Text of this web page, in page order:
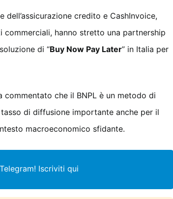
credito e CashInvoice,
hanno stretto una partnership
di “Buy Now Pay Later” in Italia per
commentato che il BNPL è un metodo di
di diffusione importante anche per il
macroeconomico sfidante.
Iscriviti qui